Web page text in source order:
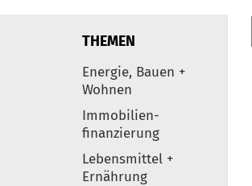
Elemente
THEMEN
Energie, Bauen +
Wohnen
Immobilien-
finanzierung
Lebensmittel +
Ernährung